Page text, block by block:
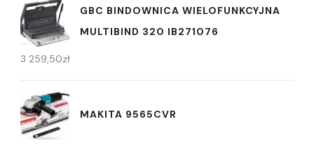
GBC BINDOWNICA WIELOFUNKCYJNA
MULTIBIND 320 IB271076
3 259,50zł
MAKITA 9565CVR